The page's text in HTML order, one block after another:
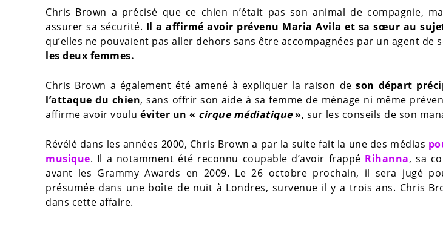
Chris Brown a précisé que ce chien n’était pas son animal de compagnie,
assurer sa sécurité. Il a affirmé avoir prévenu Maria Avila et sa sœur au
qu’elles ne pouvaient pas aller dehors sans être accompagnées par un agent de
les deux femmes.
Chris Brown a également été amené à expliquer la raison deson départ
l’attaque du chien, sans offrir son aide à sa femme de ménage ni même
affirme avoir voulu éviter un « cirque médiatique», sur les conseils de son
Révélé dans les années 2000, Chris Brown a par la suite fait la une des médias
musique. Il a notamment été reconnu coupable d’avoir frappé Rihanna, sa
avant les Grammy Awards en 2009. Le 26 octobre prochain, il sera jugé
présumée dans une boîte de nuit à Londres, survenue il y a trois ans. Chris
dans cette affaire.